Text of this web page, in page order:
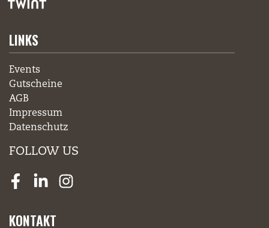
LINKS
Events
Gutscheine
AGB
Impressum
Datenschutz
FOLLOW US
FacebookLinkedInInstagram
KONTAKT